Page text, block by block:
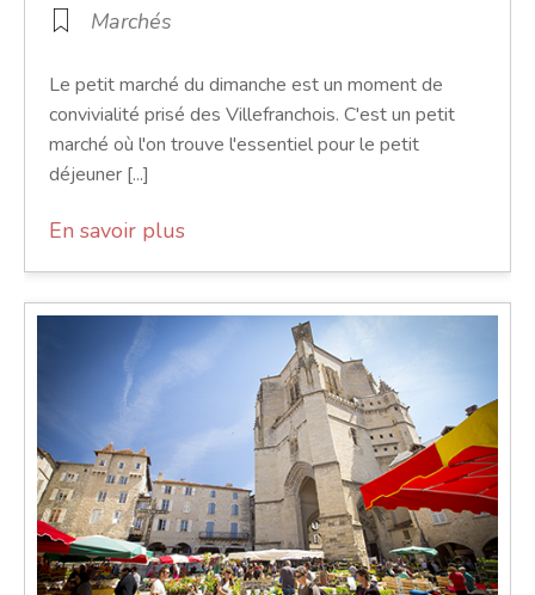
Marchés
Le petit marché du dimanche est un moment de
convivialité prisé des Villefranchois. C'est un petit
marché où l'on trouve l'essentiel pour le petit
déjeuner [...]
En savoir plus